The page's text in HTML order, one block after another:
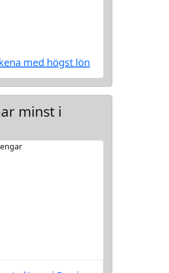
med högst lön
minst i